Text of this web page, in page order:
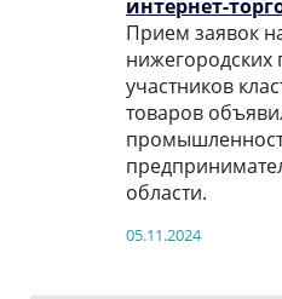
интернет-
Прием заявок
нижегородских
участников
товаров
области.
05.11.2024